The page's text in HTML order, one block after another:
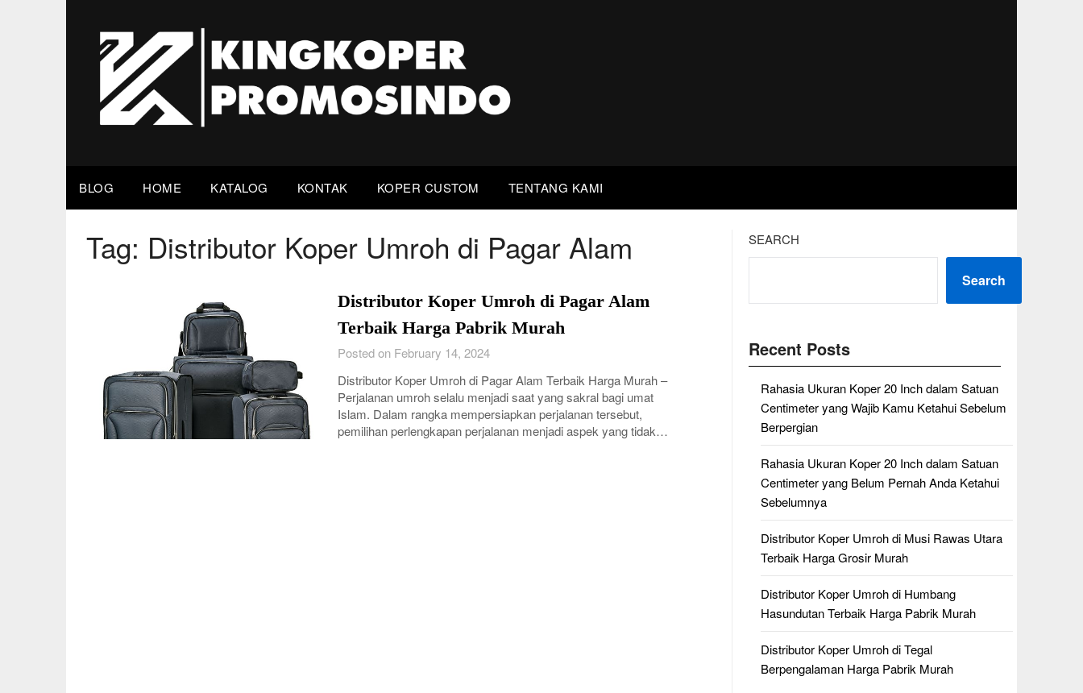
BLOG HOME KATALOG KONTAK KOPER CUSTOM TENTANG KAMI
Tag: Distributor Koper Umroh di Pagar Alam
Distributor Koper Umroh di Pagar Alam
Terbaik Harga Pabrik Murah
Posted on February 14, 2024
Distributor Koper Umroh di Pagar Alam Terbaik Harga Murah –
Perjalanan umroh selalu menjadi saat yang sakral bagi umat
Islam. Dalam rangka mempersiapkan perjalanan tersebut,
pemilihan perlengkapan perjalanan menjadi aspek yang tidak…
SEARCH
Search
Recent Posts
Rahasia Ukuran Koper 20 Inch dalam Satuan
Centimeter yang Wajib Kamu Ketahui Sebelum
Berpergian
Rahasia Ukuran Koper 20 Inch dalam Satuan
Centimeter yang Belum Pernah Anda Ketahui
Sebelumnya
Distributor Koper Umroh di Musi Rawas Utara
Terbaik Harga Grosir Murah
Distributor Koper Umroh di Humbang
Hasundutan Terbaik Harga Pabrik Murah
Distributor Koper Umroh di Tegal
Berpengalaman Harga Pabrik Murah